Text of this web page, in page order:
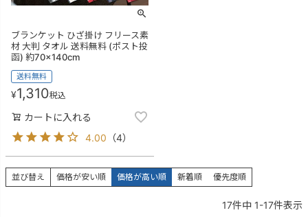
ブランケット ひざ掛け フリース素
材 大判 タオル 送料無料 (ポスト投
函) 約70×140cm
送料無料
¥1,310税込
カートに入れる
4.00 （4）
並び替え 価格が安い順 価格が高い順 新着順 優先度順
17件中 1-17件表示